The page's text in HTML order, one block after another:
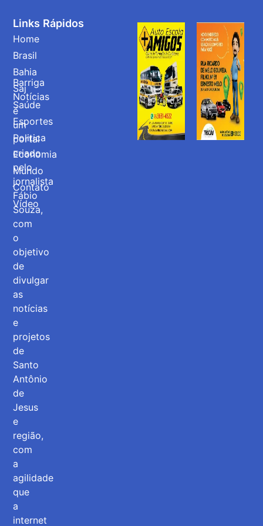
Barriga
Notícias
é
um
portal
criado
pelo
jornalista
Fábio
Souza,
com
o
objetivo
de
divulgar
as
notícias
e
projetos
de
Santo
Antônio
de
Jesus
e
região,
com
a
agilidade
que
a
internet
Links Rápidos
Home
Brasil
Bahia
Saj
Saúde
Esportes
Politica
Economia
Mundo
Contato
Vídeo